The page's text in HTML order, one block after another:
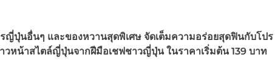
ปุ่นอื่นๆ และของหวานสุดพิเศษ จัดเต็มความอร่อยสุดฟินกับโปร
หน้าสไตล์ญี่ปุ่นจากฝีมือเชฟชาวญี่ปุ่น ในราคาเริ่มต้น 139 บาท